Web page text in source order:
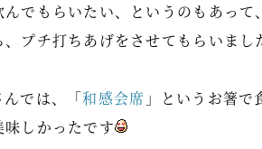
でもらいたい、というのもあって、
プチ打ちあげをさせてもらいまし
んでは、「和感会席 」というお箸で
しかったです